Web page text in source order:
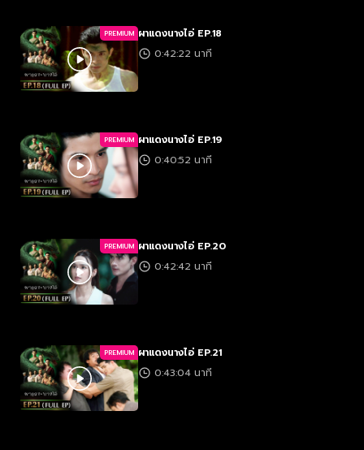
PREMIUM ผาแดงนางไอ่ EP.18
0:42:22 นาที
PREMIUM ผาแดงนางไอ่ EP.19
0:40:52 นาที
PREMIUM ผาแดงนางไอ่ EP.20
0:42:42 นาที
PREMIUM ผาแดงนางไอ่ EP.21
0:43:04 นาที